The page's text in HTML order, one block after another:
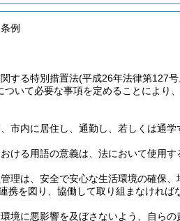
例
する特別措置法(平成26年法律第127
いて必要な事項を定めることによ
市内に居住し、通勤し、若しくは通
ける用語の意義は、法において使用す
理は、安全で安心な生活環境の確保
携を図り、協働して取り組まなければ
境に悪影響を及ぼさないよう、自ら